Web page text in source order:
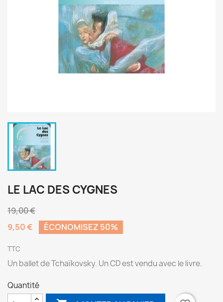
LE LAC DES CYGNES
19,00 €
9,50 €
ÉCONOMISEZ 50%
TTC
Un ballet de Tchaïkovsky. Un CD est vendu avec le livre.
Quantité